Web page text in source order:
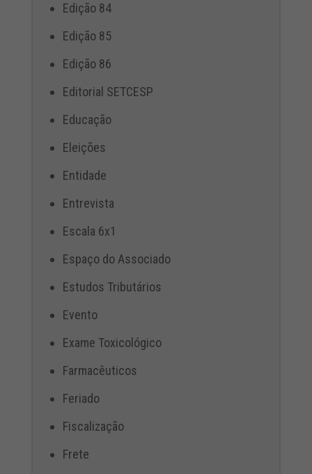
Edição 84
Edição 85
Edição 86
Editorial SETCESP
Educação
Eleições
Entidade
Entrevista
Escala 6x1
Espaço do Associado
Estudos Tributários
Evento
Exame Toxicológico
Farmacêuticos
Feriado
Fiscalização
Frete